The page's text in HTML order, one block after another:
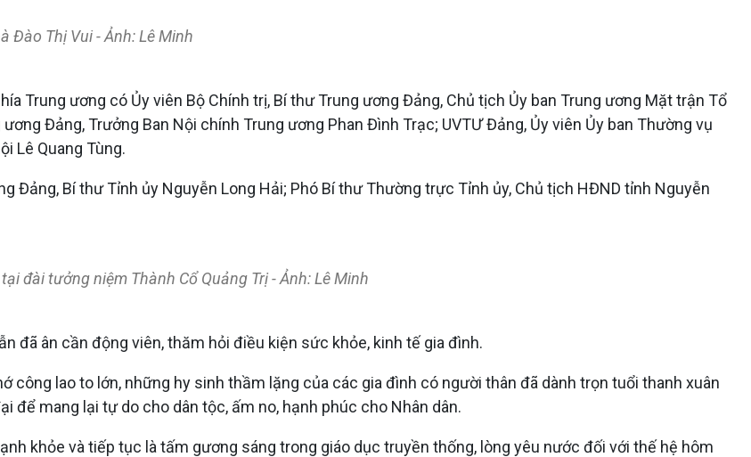
Đào Thị Vui - Ảnh: Lê Minh
Trung ương có Ủy viên Bộ Chính trị, Bí thư Trung ương Đảng, Chủ tịch Ủy ban Trung ương Mặt trận Tổ
Đảng, Trưởng Ban Nội chính Trung ương Phan Đình Trạc; UVTƯ Đảng, Ủy viên Ủy ban Thường vụ
Lê Quang Tùng.
Đảng, Bí thư Tỉnh ủy Nguyễn Long Hải; Phó Bí thư Thường trực Tỉnh ủy, Chủ tịch HĐND tỉnh Nguyễn
đài tưởng niệm Thành Cổ Quảng Trị - Ảnh: Lê Minh
đã ân cần động viên, thăm hỏi điều kiện sức khỏe, kinh tế gia đình.
công lao to lớn, những hy sinh thầm lặng của các gia đình có người thân đã dành trọn tuổi thanh xuân
để mang lại tự do cho dân tộc, ấm no, hạnh phúc cho Nhân dân.
khỏe và tiếp tục là tấm gương sáng trong giáo dục truyền thống, lòng yêu nước đối với thế hệ hôm